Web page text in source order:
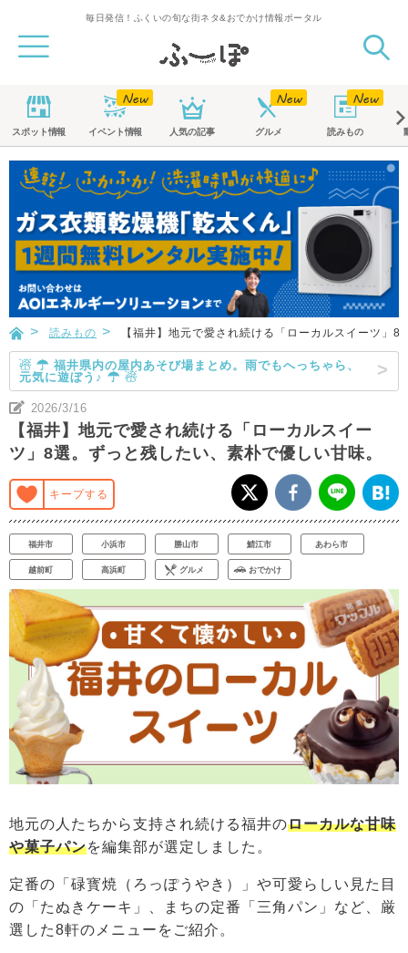
毎日発信！ふくいの旬な街ネタ&おでかけ情報ポータル
スポット情報 イベント情報 人気の記事 グルメ 読みもの
読みもの 【福井】地元で愛され続ける「ローカルスイーツ」
☃ ☂ 福井県内の屋内あそび場まとめ。雨でもへっちゃら、
元気に遊ぼう♪ ☂ ☃
2026/3/16
【福井】地元で愛され続ける「ローカルスイー
ツ」8選。ずっと残したい、素朴で優しい甘味。
キープする
福井市 小浜市 勝山市 鯖江市 あわら市
越前町 高浜町 グルメ おでかけ
地元の人たちから支持され続ける福井のローカルな甘味
や菓子パンを編集部が選定しました。
定番の「碌寳焼（ろっぽうやき）」や可愛らしい見た目
の「たぬきケーキ」、まちの定番「三角パン」など、厳
選した8軒のメニューをご紹介。